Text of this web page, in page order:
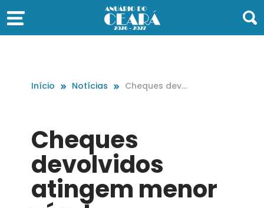
Início Notícias
Cheques devol
Cheques
devolvidos
atingem menor